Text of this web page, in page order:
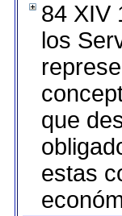
84 XIV
los
que
estas